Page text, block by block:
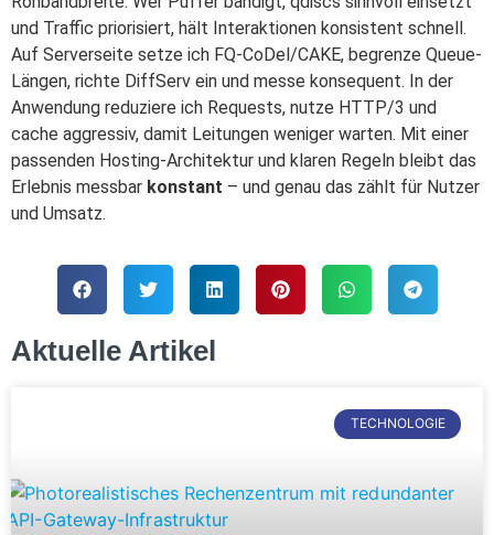
und Traffic priorisiert, hält Interaktionen konsistent schnell.
Auf Serverseite setze ich FQ-CoDel/CAKE, begrenze Queue-
Längen, richte DiffServ ein und messe konsequent. In der
Anwendung reduziere ich Requests, nutze HTTP/3 und
cache aggressiv, damit Leitungen weniger warten. Mit einer
passenden Hosting-Architektur und klaren Regeln bleibt das
Erlebnis messbar konstant – und genau das zählt für Nutzer
und Umsatz.
Aktuelle Artikel
TECHNOLOGIE